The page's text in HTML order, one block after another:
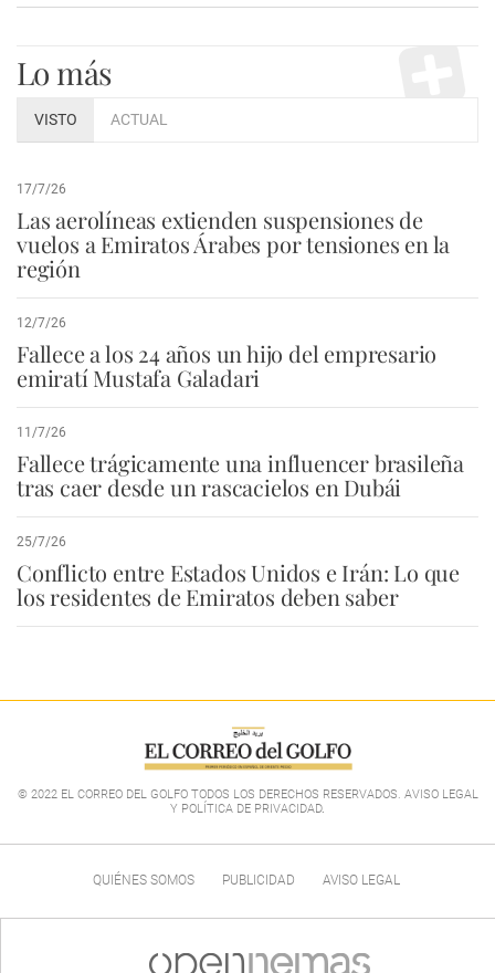
Lo más
VISTO ACTUAL
17/7/26
Las aerolíneas extienden suspensiones de
vuelos a Emiratos Árabes por tensiones en la
región
12/7/26
Fallece a los 24 años un hijo del empresario
emiratí Mustafa Galadari
11/7/26
Fallece trágicamente una influencer brasileña
tras caer desde un rascacielos en Dubái
25/7/26
Conflicto entre Estados Unidos e Irán: Lo que
los residentes de Emiratos deben saber
© 2022 EL CORREO DEL GOLFO TODOS LOS DERECHOS RESERVADOS. AVISO LEGAL
Y POLÍTICA DE PRIVACIDAD.
QUIÉNES SOMOS PUBLICIDAD AVISO LEGAL